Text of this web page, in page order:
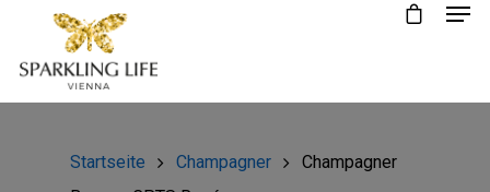
Startseite Champagner
Champagner